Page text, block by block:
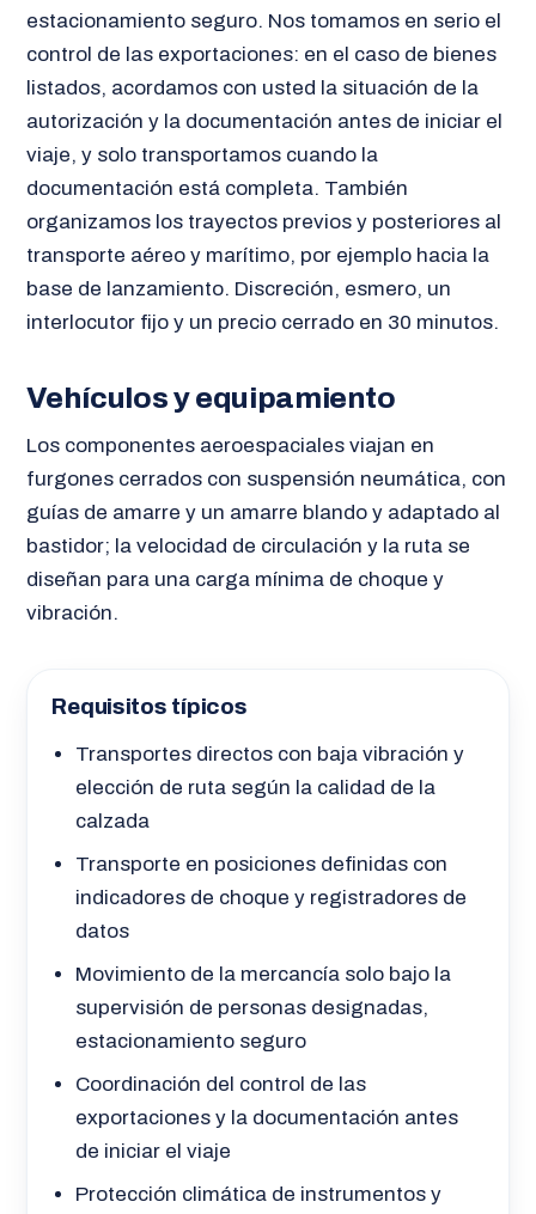
estacionamiento seguro. Nos tomamos en serio el
control de las exportaciones: en el caso de bienes
listados, acordamos con usted la situación de la
autorización y la documentación antes de iniciar el
viaje, y solo transportamos cuando la
documentación está completa. También
organizamos los trayectos previos y posteriores al
transporte aéreo y marítimo, por ejemplo hacia la
base de lanzamiento. Discreción, esmero, un
interlocutor fijo y un precio cerrado en 30 minutos.
Vehículos y equipamiento
Los componentes aeroespaciales viajan en
furgones cerrados con suspensión neumática, con
guías de amarre y un amarre blando y adaptado al
bastidor; la velocidad de circulación y la ruta se
diseñan para una carga mínima de choque y
vibración.
Requisitos típicos
Transportes directos con baja vibración y
elección de ruta según la calidad de la
calzada
Transporte en posiciones definidas con
indicadores de choque y registradores de
datos
Movimiento de la mercancía solo bajo la
supervisión de personas designadas,
estacionamiento seguro
Coordinación del control de las
exportaciones y la documentación antes
de iniciar el viaje
Protección climática de instrumentos y